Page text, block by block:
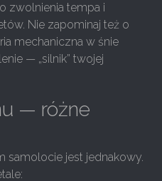
zwolnienia tempa i
Nie zapominaj też o
mechaniczna w śnie
— „silnik” twojej
— różne
samolocie jest jednakowy.